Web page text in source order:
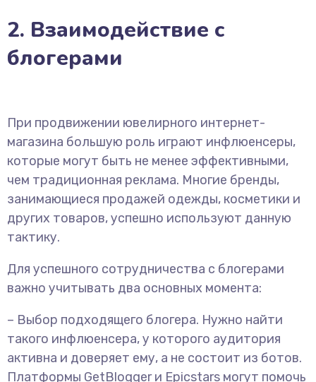
2. Взаимодействие с
блогерами
При продвижении ювелирного интернет-
магазина большую роль играют инфлюенсеры,
которые могут быть не менее эффективными,
чем традиционная реклама. Многие бренды,
занимающиеся продажей одежды, косметики и
других товаров, успешно используют данную
тактику.
Для успешного сотрудничества с блогерами
важно учитывать два основных момента:
– Выбор подходящего блогера. Нужно найти
такого инфлюенсера, у которого аудитория
активна и доверяет ему, а не состоит из ботов.
Платформы GetBlogger и Epicstars могут помочь